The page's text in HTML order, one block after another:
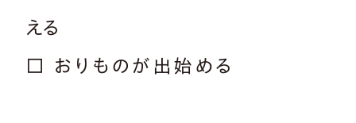
える
□ おりものが出始める